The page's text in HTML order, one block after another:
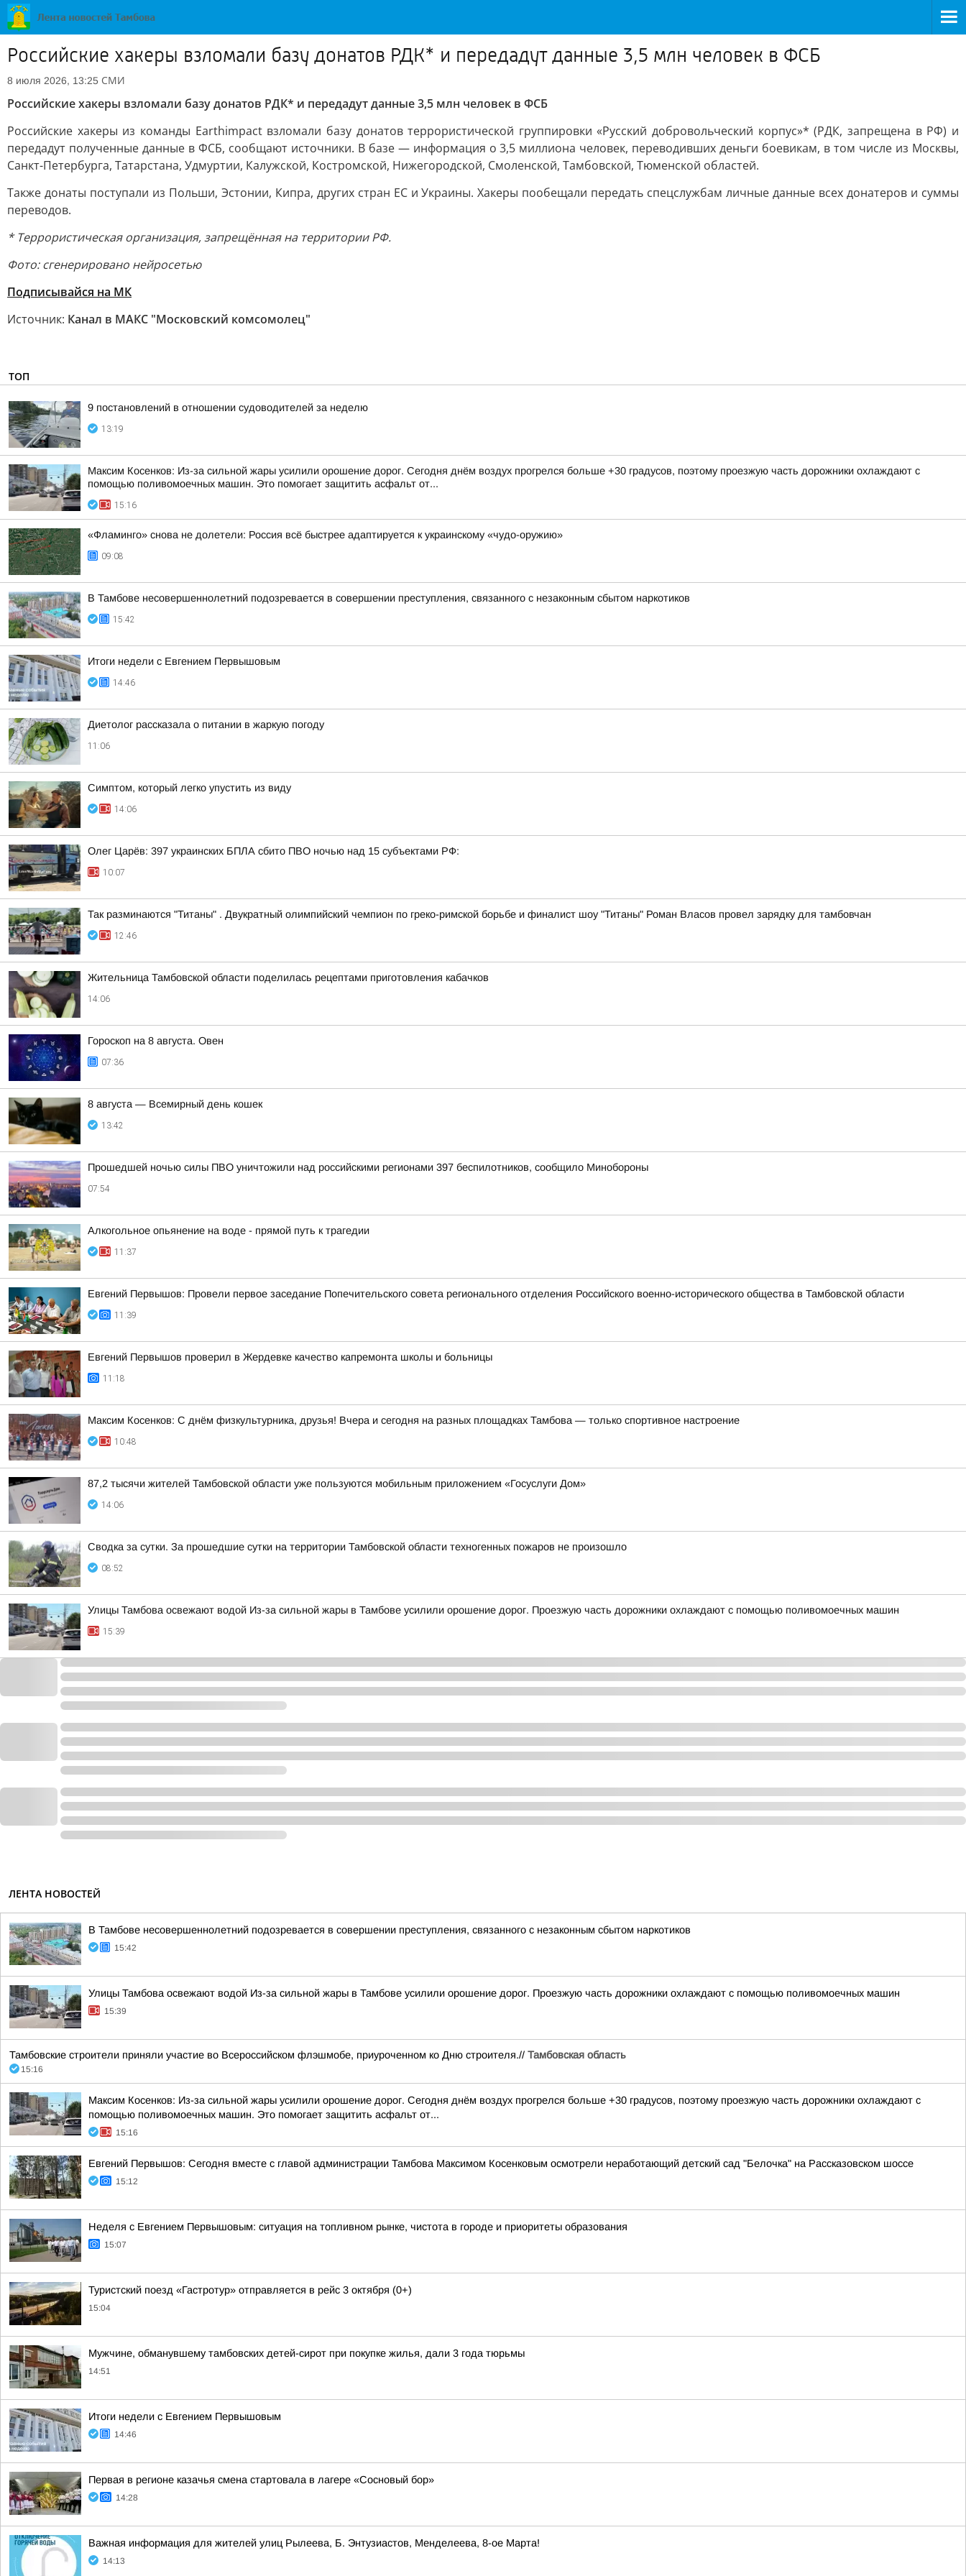
Российские хакеры взломали базу донатов РДК* и передадут данные 3,5 млн человек в ФСБ
8 июля 2026, 13:25 СМИ
Российские хакеры взломали базу донатов РДК* и передадут данные 3,5 млн человек в ФСБ
Российские хакеры из команды Earthimpact взломали базу донатов террористической группировки «Русский добровольческий корпус»* (РДК, запрещена в РФ) и
передадут полученные данные в ФСБ, сообщают источники. В базе — информация о 3,5 миллиона человек, переводивших деньги боевикам, в том числе из Москвы,
Санкт-Петербурга, Татарстана, Удмуртии, Калужской, Костромской, Нижегородской, Смоленской, Тамбовской, Тюменской областей.
Также донаты поступали из Польши, Эстонии, Кипра, других стран ЕС и Украины. Хакеры пообещали передать спецслужбам личные данные всех донатеров и суммы
переводов.
* Террористическая организация, запрещённая на территории РФ.
Фото: сгенерировано нейросетью
Подписывайся на МК
Источник: Канал в МАКС "Московский комсомолец"
ТОП
9 постановлений в отношении судоводителей за неделю
13:19
Максим Косенков: Из-за сильной жары усилили орошение дорог. Сегодня днём воздух прогрелся больше +30 градусов, поэтому проезжую часть дорожники охлаждают с
помощью поливомоечных машин. Это помогает защитить асфальт от...
15:16
«Фламинго» снова не долетели: Россия всё быстрее адаптируется к украинскому «чудо-оружию»
09:08
В Тамбове несовершеннолетний подозревается в совершении преступления, связанного с незаконным сбытом наркотиков
15:42
Итоги недели с Евгением Первышовым
14:46
Диетолог рассказала о питании в жаркую погоду
11:06
Симптом, который легко упустить из виду
14:06
Олег Царёв: 397 украинских БПЛА сбито ПВО ночью над 15 субъектами РФ:
10:07
Так разминаются "Титаны" . Двукратный олимпийский чемпион по греко-римской борьбе и финалист шоу "Титаны" Роман Власов провел зарядку для тамбовчан
12:46
Жительница Тамбовской области поделилась рецептами приготовления кабачков
14:06
Гороскоп на 8 августа. Овен
07:36
8 августа — Всемирный день кошек
13:42
Прошедшей ночью силы ПВО уничтожили над российскими регионами 397 беспилотников, сообщило Минобороны
07:54
Алкогольное опьянение на воде - прямой путь к трагедии
11:37
Евгений Первышов: Провели первое заседание Попечительского совета регионального отделения Российского военно-исторического общества в Тамбовской области
11:39
Евгений Первышов проверил в Жердевке качество капремонта школы и больницы
11:18
Максим Косенков: С днём физкультурника, друзья! Вчера и сегодня на разных площадках Тамбова — только спортивное настроение
10:48
87,2 тысячи жителей Тамбовской области уже пользуются мобильным приложением «Госуслуги Дом»
14:06
Сводка за сутки. За прошедшие сутки на территории Тамбовской области техногенных пожаров не произошло
08:52
Улицы Тамбова освежают водой Из-за сильной жары в Тамбове усилили орошение дорог. Проезжую часть дорожники охлаждают с помощью поливомоечных машин
15:39
ЛЕНТА НОВОСТЕЙ
В Тамбове несовершеннолетний подозревается в совершении преступления, связанного с незаконным сбытом наркотиков
15:42
Улицы Тамбова освежают водой Из-за сильной жары в Тамбове усилили орошение дорог. Проезжую часть дорожники охлаждают с помощью поливомоечных машин
15:39
Тамбовские строители приняли участие во Всероссийском флэшмобе, приуроченном ко Дню строителя.// Тамбовская область
15:16
Максим Косенков: Из-за сильной жары усилили орошение дорог. Сегодня днём воздух прогрелся больше +30 градусов, поэтому проезжую часть дорожники охлаждают с
помощью поливомоечных машин. Это помогает защитить асфальт от...
15:16
Евгений Первышов: Сегодня вместе с главой администрации Тамбова Максимом Косенковым осмотрели неработающий детский сад "Белочка" на Рассказовском шоссе
15:12
Неделя с Евгением Первышовым: ситуация на топливном рынке, чистота в городе и приоритеты образования
15:07
Туристский поезд «Гастротур» отправляется в рейс 3 октября (0+)
15:04
Мужчине, обманувшему тамбовских детей-сирот при покупке жилья, дали 3 года тюрьмы
14:51
Итоги недели с Евгением Первышовым
14:46
Первая в регионе казачья смена стартовала в лагере «Сосновый бор»
14:28
Важная информация для жителей улиц Рылеева, Б. Энтузиастов, Менделеева, 8-ое Марта!
14:13